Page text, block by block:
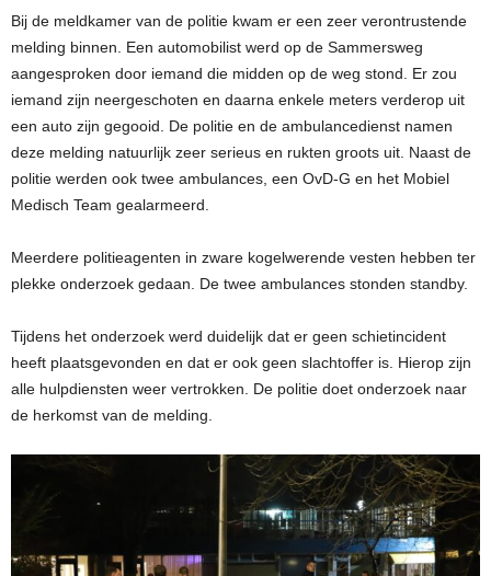
Bij de meldkamer van de politie kwam er een zeer verontrustende
melding binnen. Een automobilist werd op de Sammersweg
aangesproken door iemand die midden op de weg stond. Er zou
iemand zijn neergeschoten en daarna enkele meters verderop uit
een auto zijn gegooid. De politie en de ambulancedienst namen
deze melding natuurlijk zeer serieus en rukten groots uit. Naast de
politie werden ook twee ambulances, een OvD-G en het Mobiel
Medisch Team gealarmeerd.
Meerdere politieagenten in zware kogelwerende vesten hebben ter
plekke onderzoek gedaan. De twee ambulances stonden standby.
Tijdens het onderzoek werd duidelijk dat er geen schietincident
heeft plaatsgevonden en dat er ook geen slachtoffer is. Hierop zijn
alle hulpdiensten weer vertrokken. De politie doet onderzoek naar
de herkomst van de melding.